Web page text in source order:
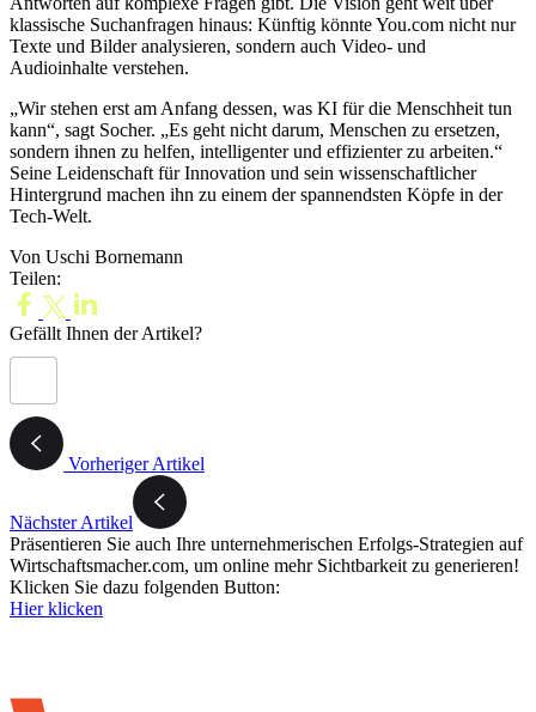
klassische Suchanfragen hinaus: Künftig könnte You.com nicht nur
Texte und Bilder analysieren, sondern auch Video- und
Audioinhalte verstehen.
„Wir stehen erst am Anfang dessen, was KI für die Menschheit tun
kann“, sagt Socher. „Es geht nicht darum, Menschen zu ersetzen,
sondern ihnen zu helfen, intelligenter und effizienter zu arbeiten.“
Seine Leidenschaft für Innovation und sein wissenschaftlicher
Hintergrund machen ihn zu einem der spannendsten Köpfe in der
Tech-Welt.
Von Uschi Bornemann
Teilen:
Gefällt Ihnen der Artikel?
Vorheriger Artikel
Nächster Artikel
Präsentieren Sie auch Ihre unternehmerischen Erfolgs-Strategien auf
Wirtschaftsmacher.com, um online mehr Sichtbarkeit zu generieren!
Klicken Sie dazu folgenden Button:
Hier klicken